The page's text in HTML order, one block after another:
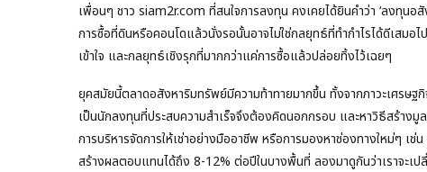
เพื่อนๆ ชาว siam2r.com ที่สนใจการลงทุน คงเคยได้ยินคำว่า ‘ลงทุนอ
การซื้อที่ดินหรือคอนโดแล้วนั่งรอนั้นอาจไม่ใช่กลยุทธ์ที่ทำกำไรได้ดีเสม
เข้าใจ และกลยุทธ์เชิงรุกที่มากกว่าแค่การซื้อแล้วปล่อยทิ้งไว้เฉยๆ
ยุคสมัยนี้ตลาดอสังหาริมทรัพย์มีความท้าทายมากขึ้น ทั้งจากภาวะเศรษ
เป็นนักลงทุนที่ประสบความสำเร็จจึงต้องคิดนอกกรอบ และหาวิธีสร้างมู
การบริหารจัดการให้เช่าอย่างมืออาชีพ หรือการมองหาช่องทางใหม่ๆ เ
สร้างผลตอบแทนได้ถึง 8-12% ต่อปีในบางพื้นที่ ลองมาดูกันว่าเราจะเปลี่